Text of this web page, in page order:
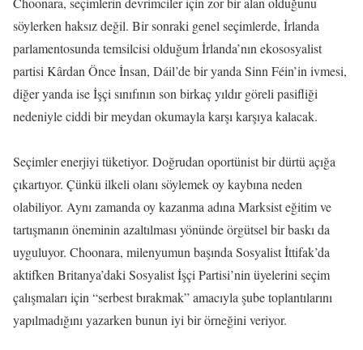
söylerken haksız değil. Bir sonraki genel seçimlerde, İrlanda
parlamentosunda temsilcisi olduğum İrlanda’nın ekososyalist
partisi Kârdan Önce İnsan, Dáil’de bir yanda Sinn Féin’in ivmesi,
diğer yanda ise İşçi sınıfının son birkaç yıldır göreli pasifliği
nedeniyle ciddi bir meydan okumayla karşı karşıya kalacak.
Seçimler enerjiyi tüketiyor. Doğrudan oportünist bir dürtü açığa
çıkartıyor. Çünkü ilkeli olanı söylemek oy kaybına neden
olabiliyor. Aynı zamanda oy kazanma adına Marksist eğitim ve
tartışmanın öneminin azaltılması yönünde örgütsel bir baskı da
uyguluyor. Choonara, milenyumun başında Sosyalist İttifak’da
aktifken Britanya’daki Sosyalist İşçi Partisi’nin üyelerini seçim
çalışmaları için “serbest bırakmak” amacıyla şube toplantılarını
yapılmadığını yazarken bunun iyi bir örneğini veriyor.